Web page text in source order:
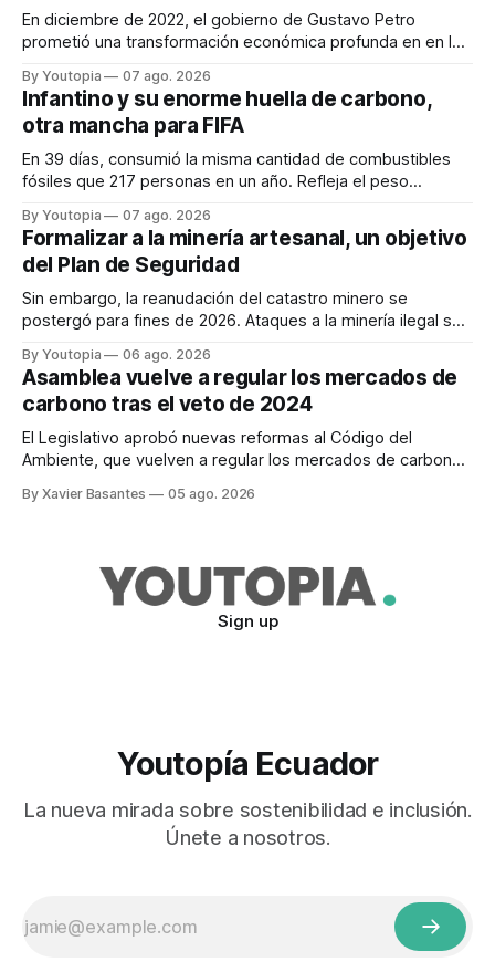
En diciembre de 2022, el gobierno de Gustavo Petro
prometió una transformación económica profunda en en la
By Youtopia 07 ago. 2026
Infantino y su enorme huella de carbono,
otra mancha para FIFA
En 39 días, consumió la misma cantidad de combustibles
fósiles que 217 personas en un año. Refleja el peso
By Youtopia 07 ago. 2026
Formalizar a la minería artesanal, un objetivo
del Plan de Seguridad
Sin embargo, la reanudación del catastro minero se
postergó para fines de 2026. Ataques a la minería ilegal se
By Youtopia 06 ago. 2026
Asamblea vuelve a regular los mercados de
carbono tras el veto de 2024
El Legislativo aprobó nuevas reformas al Código del
Ambiente, que vuelven a regular los mercados de carbono,
By Xavier Basantes 05 ago. 2026
Sign up
Youtopía Ecuador
La nueva mirada sobre sostenibilidad e inclusión.
Únete a nosotros.